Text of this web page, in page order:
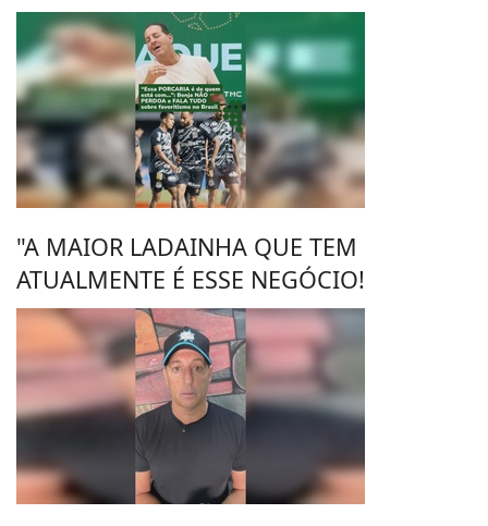
"A MAIOR LADAINHA QUE TEM
ATUALMENTE É ESSE NEGÓCIO!